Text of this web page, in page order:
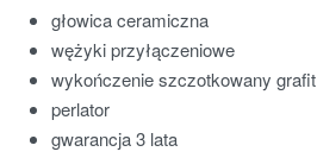
głowica ceramiczna
wężyki przyłączeniowe
wykończenie szczotkowany grafit
perlator
gwarancja 3 lata